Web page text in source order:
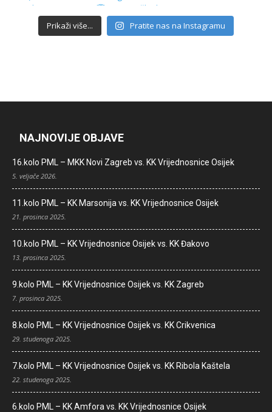
Prikaži više... Pratite nas na Instagramu
NAJNOVIJE OBJAVE
16.kolo PML – MKK Novi Zagreb vs. KK Vrijednosnice Osijek
5. veljače 2026.
11.kolo PML – KK Marsonija vs. KK Vrijednosnice Osijek
21. prosinca 2025.
10.kolo PML – KK Vrijednosnice Osijek vs. KK Đakovo
13. prosinca 2025.
9.kolo PML – KK Vrijednosnice Osijek vs. KK Zagreb
7. prosinca 2025.
8.kolo PML – KK Vrijednosnice Osijek vs. KK Crikvenica
29. studenoga 2025.
7.kolo PML – KK Vrijednosnice Osijek vs. KK Ribola Kaštela
22. studenoga 2025.
6.kolo PML – KK Amfora vs. KK Vrijednosnice Osijek